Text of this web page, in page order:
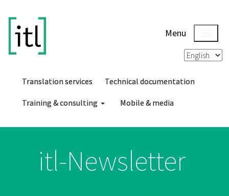
Menu
Translation services Technical documentation
Training & consulting Mobile & media
itl-Newsletter